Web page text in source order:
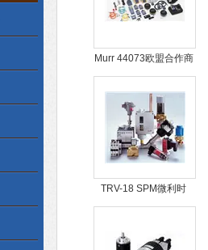
Murr 44073欧盟合作商
户 PHOENIX
52015730
TRV-18 SPM微利时
代，潮流 6015.2RSR